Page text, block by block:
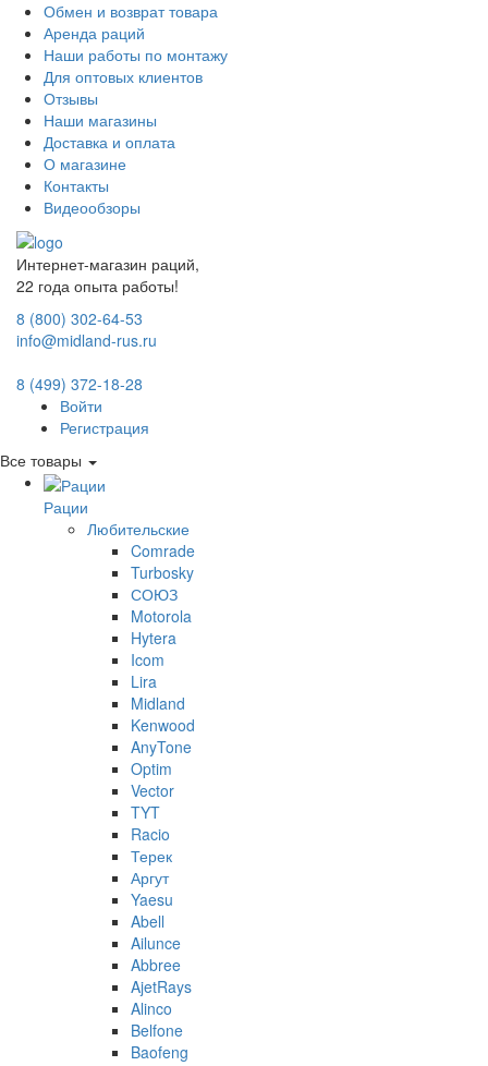
Обмен и возврат товара
Аренда раций
Наши работы по монтажу
Для оптовых клиентов
Отзывы
Наши магазины
Доставка и оплата
О магазине
Контакты
Видеообзоры
Интернет-магазин раций,
22 года опыта работы!
8 (800) 302-64-53
info@midland-rus.ru
8 (499) 372-18-28
Войти
Регистрация
Все товары
Рации
Любительские
Comrade
Turbosky
СОЮЗ
Motorola
Hytera
Icom
Lira
Midland
Kenwood
AnyTone
Optim
Vector
TYT
Racio
Терек
Аргут
Yaesu
Abell
Ailunce
Abbree
AjetRays
Alinco
Belfone
Baofeng